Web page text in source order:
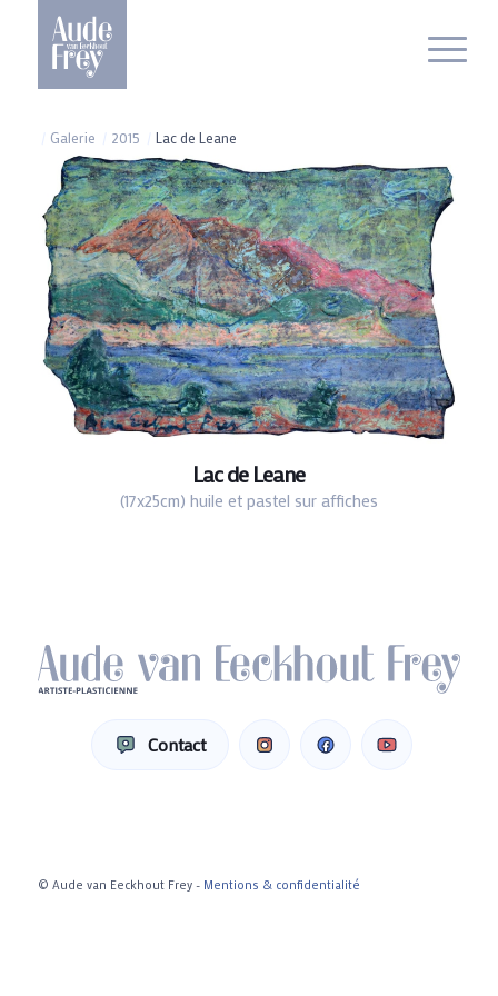
Galerie 2015 Lac de Leane
Lac de Leane
(17x25cm) huile et pastel sur affiches
Contact
© Aude van Eeckhout Frey - Mentions & confidentialité